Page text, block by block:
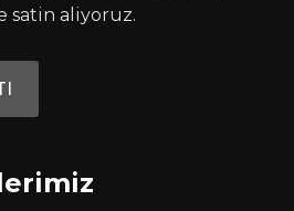
satin aliyoruz.